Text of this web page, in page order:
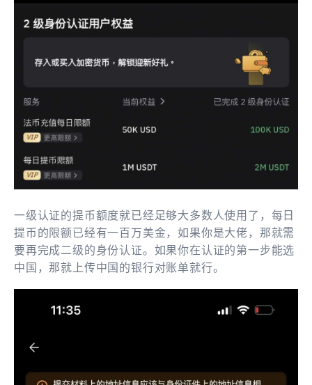
一级认证的提币额度就已经足够大多数人使用了，每日
提币的限额已经有一百万美金，如果你是大佬，那就需
要再完成二级的身份认证。如果你在认证的第一步能选
中国，那就上传中国的银行对账单就行。